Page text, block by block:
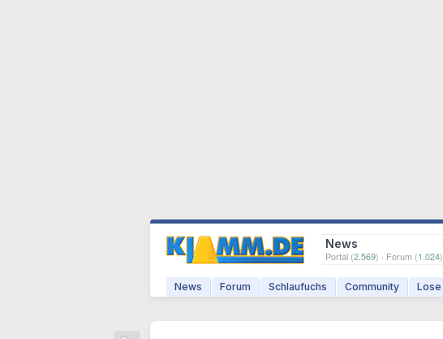
News
Portal (2.569) · Forum (1.024)
News Forum Schlaufuchs Community Lose